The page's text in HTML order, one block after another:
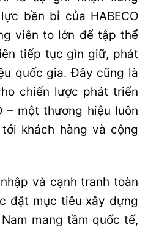
bền bỉ của HABECO
viên to lớn để tập thể
tiếp tục gìn giữ, phát
quốc gia. Đây cũng là
chiến lược phát triển
– một thương hiệu luôn
khách hàng và cộng
và cạnh tranh toàn
đặt mục tiêu xây dựng
mang tầm quốc tế,